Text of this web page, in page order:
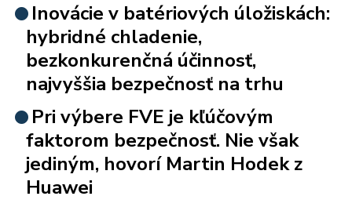
Inovácie v batériových úložiskách:
hybridné chladenie,
bezkonkurenčná účinnosť,
najvyššia bezpečnosť na trhu
Pri výbere FVE je kľúčovým
faktorom bezpečnosť. Nie však
jediným, hovorí Martin Hodek z
Huawei